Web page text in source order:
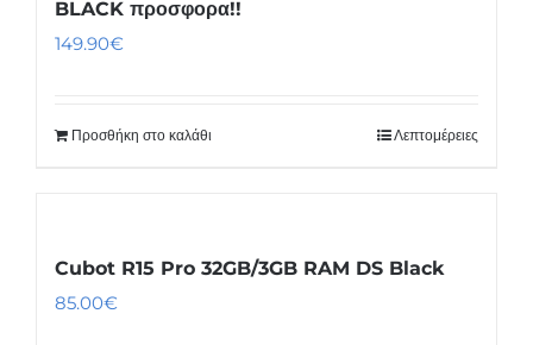
BLACK προσφορα!!
149.90€
Προσθήκη στο καλάθι Λεπτομέρειες
Cubot R15 Pro 32GB/3GB RAM DS Black
85.00€